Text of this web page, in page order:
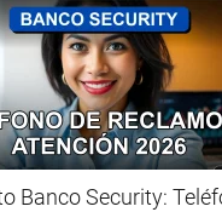
Banco Security: